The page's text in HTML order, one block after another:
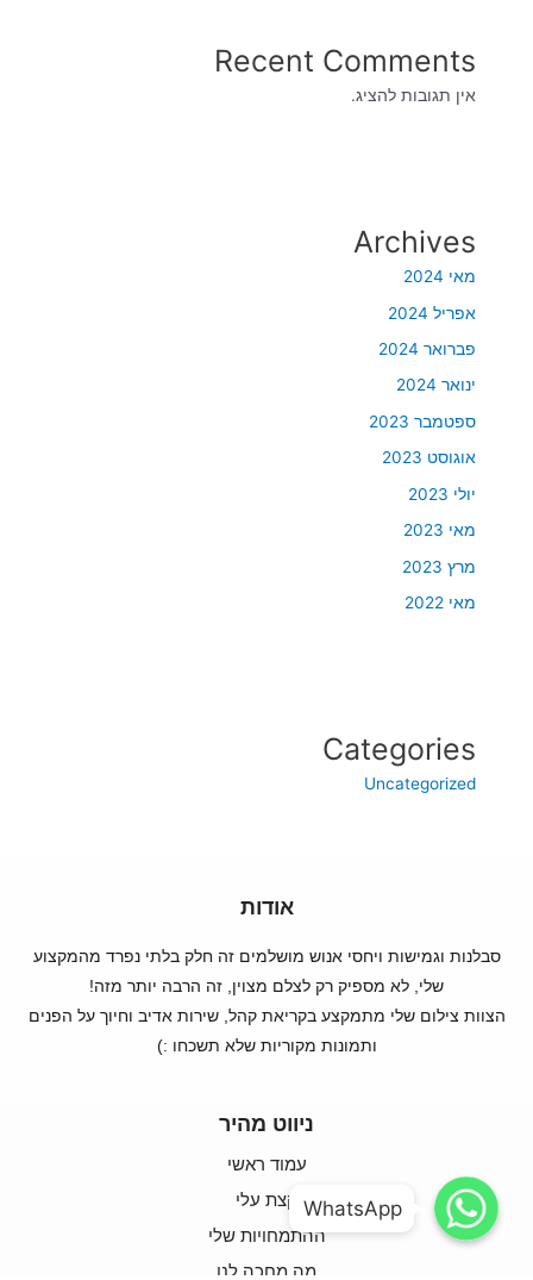
Recent Comments
אין תגובות להציג.
Archives
מאי 2024
אפריל 2024
פברואר 2024
ינואר 2024
ספטמבר 2023
אוגוסט 2023
יולי 2023
מאי 2023
מרץ 2023
מאי 2022
Categories
Uncategorized
אודות
סבלנות וגמישות ויחסי אנוש מושלמים זה חלק בלתי נפרד מהמקצוע
שלי, לא מספיק רק לצלם מצוין, זה הרבה יותר מזה!
הצוות צילום שלי מתמקצע בקריאת קהל, שירות אדיב וחיוך על הפנים
ותמונות מקוריות שלא תשכחו :)
ניווט מהיר
עמוד ראשי
קצת עלי
ההתמחויות שלי
מה מחכה לנו
WhatsApp
WhatsApp
WhatsApp
WhatsApp